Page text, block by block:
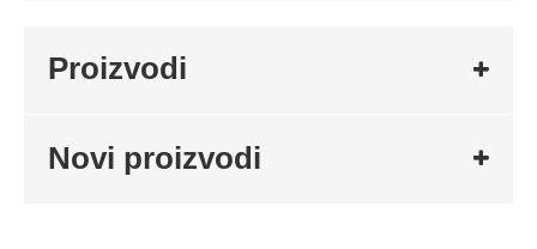
Proizvodi
Novi proizvodi